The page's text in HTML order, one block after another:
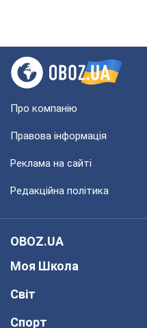
Про компанію
Правова інформація
Реклама на сайті
Редакційна політика
OBOZ.UA
Моя Школа
Світ
Спорт